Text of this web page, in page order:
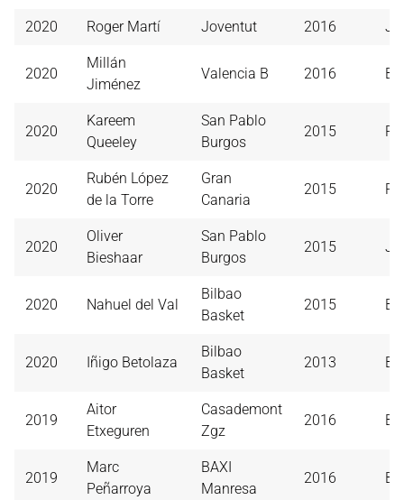
2020 Roger Martí Joventut 2016
2020
Millán
Jiménez
Valencia B 2016 B.
2020
Kareem
Queeley
San Pablo
Burgos
2015
2020
Rubén López
de la Torre
Gran
Canaria
2015
2020
Oliver
Bieshaar
San Pablo
Burgos
2015
2020 Nahuel del Val
Bilbao
Basket
2015
2020 Iñigo Betolaza
Bilbao
Basket
2013
2019
Aitor
Etxeguren
Casademont
Zgz
2016
2019
Marc
Peñarroya
BAXI
Manresa
2016 B.